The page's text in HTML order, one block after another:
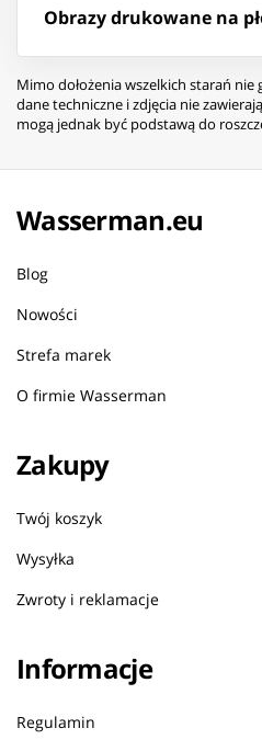
Obrazy drukowane na
Mimo dołożenia wszelkich starań
dane techniczne i zdjęcia nie
mogą jednak być podstawą do
Wasserman.eu
Blog
Nowości
Strefa marek
O firmie Wasserman
Zakupy
Twój koszyk
Wysyłka
Zwroty i reklamacje
Informacje
Regulamin